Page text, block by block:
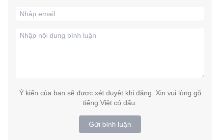
Ý kiến của bạn sẽ được xét duyệt khi đăng. Xin vui lòng gõ
tiếng Việt có dấu.
Gửi bình luận